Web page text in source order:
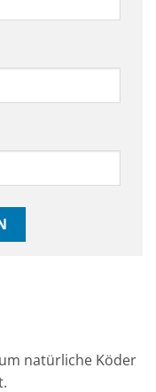
natürliche Köder